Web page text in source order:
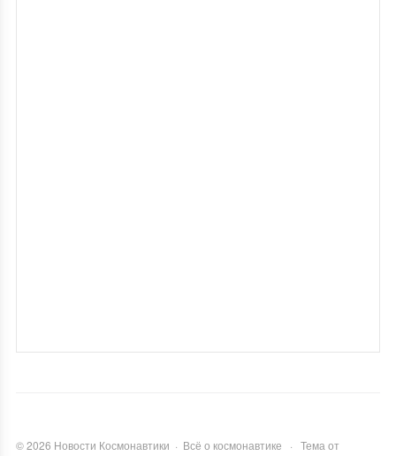
©2026 Новости Космонавтики · Всё о космонавтике · Тема от